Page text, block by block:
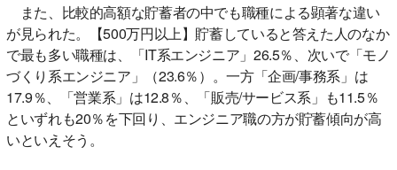
また、比較的高額な貯蓄者の中でも職種による顕著な違い
が見られた。【500万円以上】貯蓄していると答えた人のなか
で最も多い職種は、「IT系エンジニア」26.5％、次いで「モノ
づくり系エンジニア」（23.6％）。一方「企画/事務系」は
17.9％、「営業系」は12.8％、「販売/サービス系」も11.5％
といずれも20％を下回り、エンジニア職の方が貯蓄傾向が高
いといえそう。